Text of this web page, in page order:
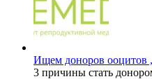
Ищем доноров ооцитов
3 причины стать